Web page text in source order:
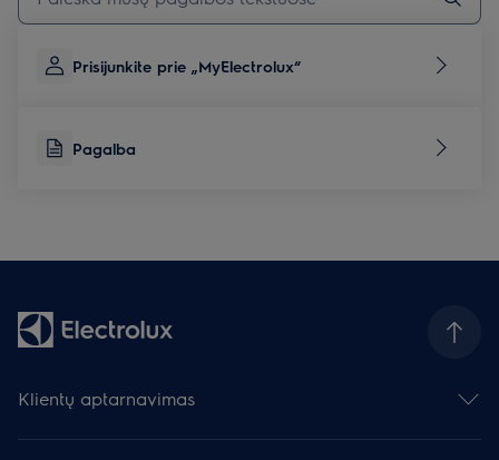
Prisijunkite prie „MyElectrolux“
Pagalba
Klientų aptarnavimas